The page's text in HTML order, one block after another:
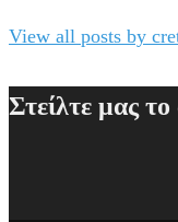
View all posts by
Στείλτε μας